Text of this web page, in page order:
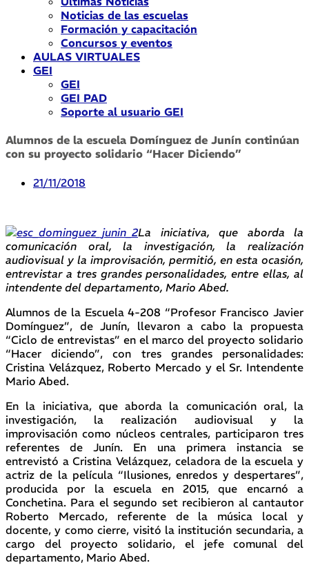
Noticias de las escuelas
Formación y capacitación
Concursos y eventos
AULAS VIRTUALES
GEI
GEI
GEI PAD
Soporte al usuario GEI
Alumnos de la escuela Domínguez de Junín continúan
con su proyecto solidario “Hacer Diciendo”
21/11/2018
La iniciativa, que aborda la
comunicación oral, la investigación, la realización
audiovisual y la improvisación, permitió, en esta ocasión,
entrevistar a tres grandes personalidades, entre ellas, al
intendente del departamento, Mario Abed.
Alumnos de la Escuela 4-208 “Profesor Francisco Javier
Domínguez”, de Junín, llevaron a cabo la propuesta
“Ciclo de entrevistas” en el marco del proyecto solidario
“Hacer diciendo”, con tres grandes personalidades:
Cristina Velázquez, Roberto Mercado y el Sr. Intendente
Mario Abed.
En la iniciativa, que aborda la comunicación oral, la
investigación, la realización audiovisual y la
improvisación como núcleos centrales, participaron tres
referentes de Junín. En una primera instancia se
entrevistó a Cristina Velázquez, celadora de la escuela y
actriz de la película “Ilusiones, enredos y despertares”,
producida por la escuela en 2015, que encarnó a
Conchetina. Para el segundo set recibieron al cantautor
Roberto Mercado, referente de la música local y
docente, y como cierre, visitó la institución secundaria, a
cargo del proyecto solidario, el jefe comunal del
departamento, Mario Abed.